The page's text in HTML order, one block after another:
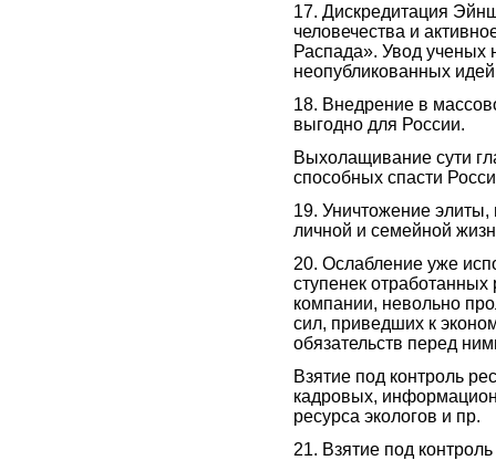
17. Дискредитация
человечества и
Распада». Увод ученых
неопубликованных
18. Внедрение в
выгодно для России.
Выхолащивание сути
способных спасти
19. Уничтожение
личной и семейной
20. Ослабление уже
ступенек
компании, невольно
сил, приведших к
обязательств перед
Взятие под контроль
кадровых,
ресурса экологов и пр.
21. Взятие под